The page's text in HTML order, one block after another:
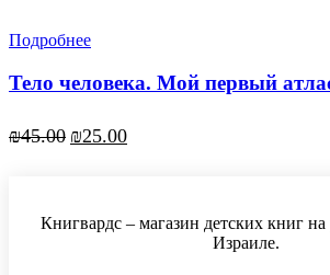
Подробнее
Тело человека. Мой первый
₪45.00 Первоначальная
₪25.00Текущая
Книгвардс – магазин детских книг на
Израиле.